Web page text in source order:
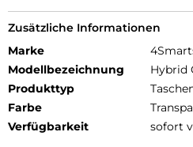
Zusätzliche Informationen
Marke
Modellbezeichnung
Hybrid
Produkttyp
Farbe
Verfügbarkeit
sofort